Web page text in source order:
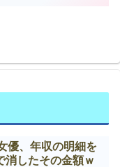
優、年収の明細を
消したその金額ｗ